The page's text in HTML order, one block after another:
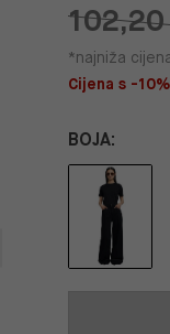
*najniža
Cijena s -
BOJA: